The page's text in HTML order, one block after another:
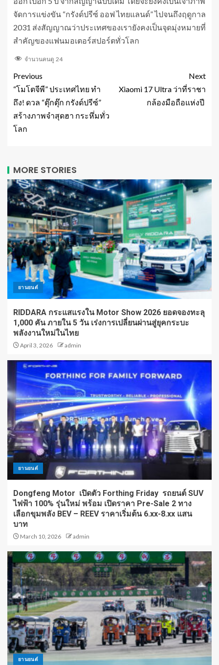
จัดการแข่งขัน “กรังด์ปรีซ์ ออฟ ไทยแลนด์” ไปจนถึงฤดูกาล
2031 ส่งสัญญาณว่าประเทศของเรายังคงเป็นจุดมุ่งหมายที่
สำคัญของแฟนมอเตอร์สปอร์ตทั่วโลก
จำนวนคนดู 24
Previous
“โมโตจีพี” ประเทศไทย ทำ
ถึง! ดวล “ตุ๊กตุ๊ก กรังด์ปรีซ์”
สร้างภาพจำสุดฮา กระหึ่มทั่ว
โลก
Next
Xiaomi 17 Ultra ว่าที่ราชา
กล้องมือถือแห่งปี
MORE STORIES
ยานยนต์
RIDDARA กระแสแรงใน Motor Show 2026 ยอดจองทะลุ
1,000 คัน ภายใน 5 วัน เร่งการเปลี่ยนผ่านสู่ยุคกระบะ
พลังงานใหม่ในไทย
April 3, 2026 admin
ยานยนต์
Dongfeng Motor เปิดตัว Forthing Friday รถยนต์ SUV
ไฟฟ้า 100% รุ่นใหม่ พร้อม เปิดราคา Pre-Sale 2 ทาง
เลือกขุมพลัง BEV – REEV ราคาเริ่มต้น 6.xx-8.xx แสน
บาท
March 10, 2026 admin
ยานยนต์